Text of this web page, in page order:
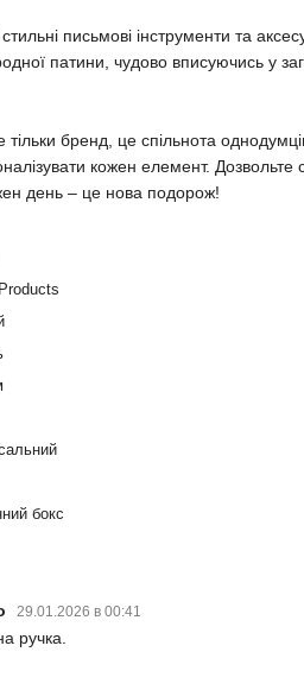
письмові інструменти та
патини, чудово вписуючись у
бренд, це спільнота однодумців,
кожен елемент. Дозвольте
день – це нова подорож!
бокс
29.01.2026 в 00:41
ручка.